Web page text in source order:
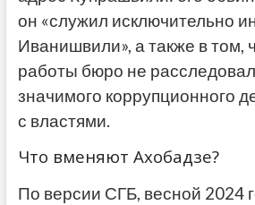
он «служил исключительно
Иванишвили», а также в том,
работы бюро не
значимого коррупционного
с властями.
Что вменяют Ахобадзе?
По версии СГБ, весной 2024